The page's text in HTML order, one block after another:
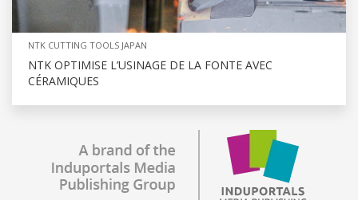
NTK CUTTING TOOLS JAPAN
NTK OPTIMISE L’USINAGE DE LA FONTE AVEC
CÉRAMIQUES